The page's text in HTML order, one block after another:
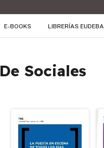
E-BOOKS LIBRERÍAS EUDEBA
Sociales